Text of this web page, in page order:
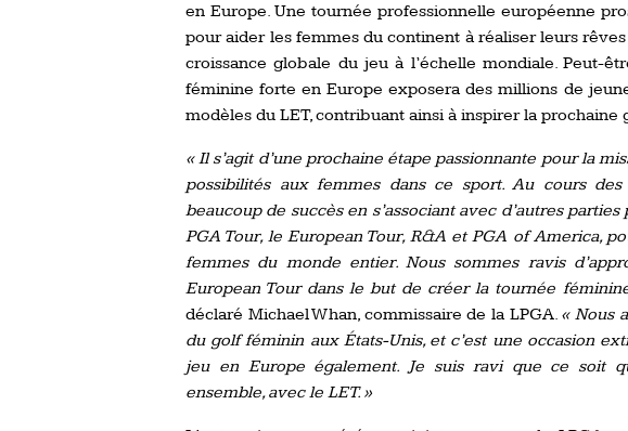
en Europe. Une tournée professionnelle européenne
pour aider les femmes du continent à réaliser leurs
croissance globale du jeu à l’échelle mondiale. Peut-
féminine forte en Europe exposera des millions de
modèles du LET, contribuant ainsi à inspirer la
« Il s’agit d’une prochaine étape passionnante pour la
possibilités aux femmes dans ce sport. Au cours
beaucoup de succès en s’associant avec d’autres
PGA Tour, le European Tour, R&A et PGA of America,
femmes du monde entier. Nous sommes ravis
European Tour dans le but de créer la tournée
déclaré Michael Whan, commissaire de la LPGA. « Nous
du golf féminin aux États-Unis, et c’est une occasion
jeu en Europe également. Je suis ravi que ce soit
ensemble, avec le LET. »